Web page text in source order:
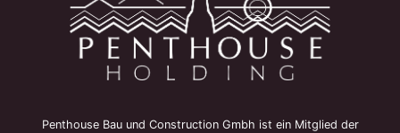
Penthouse Bau und Construction Gmbh ist ein Mitglied der